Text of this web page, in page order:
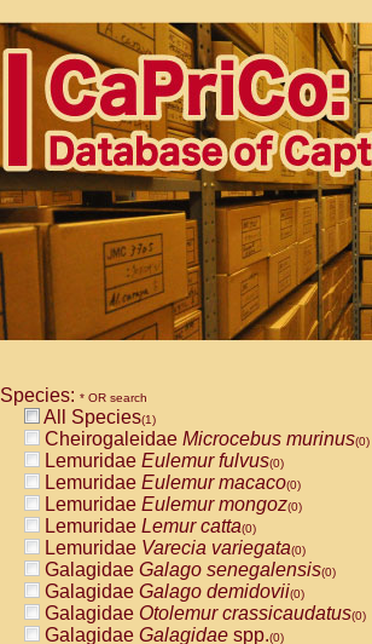
Species: * OR search
All Species(1)
Cheirogaleidae Microcebus murinus(0)
Lemuridae Eulemur fulvus(0)
Lemuridae Eulemur macaco(0)
Lemuridae Eulemur mongoz(0)
Lemuridae Lemur catta(0)
Lemuridae Varecia variegata(0)
Galagidae Galago senegalensis(0)
Galagidae Galago demidovii(0)
Galagidae Otolemur crassicaudatus(0)
Galagidae Galagidae spp.(0)